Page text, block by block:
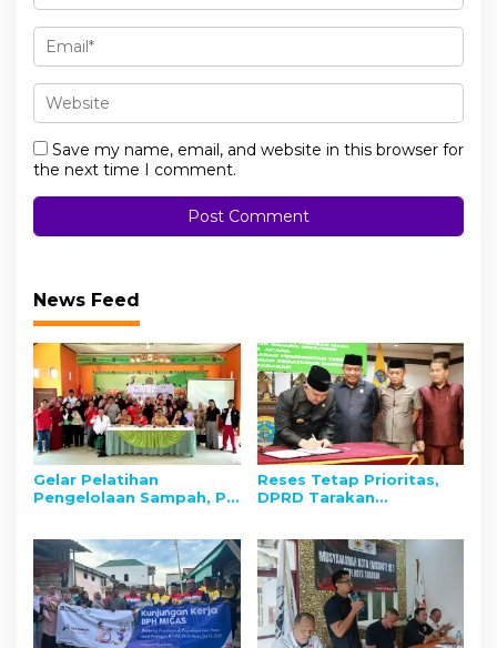
Save my name, email, and website in this browser for
the next time I comment.
News Feed
Gelar Pelatihan
Pengelolaan Sampah, PT
Nunukan Peduli
Lingkungan
Reses Tetap Prioritas,
DPRD Tarakan
ke Rp10 M